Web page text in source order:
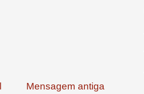
Mensagem antiga